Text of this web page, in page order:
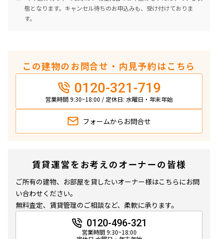
態となります。キャンセル待ちのお申込みも、受け付けておりま
す。
この建物のお問合せ・内見予約はこちら
0120-321-719
営業時間 9:30~18:00 / 定休日: 水曜日・年末年始
フォームから お問合せ
賃貸運営をお考えのオーナーの皆様
ご所有の建物、お部屋を貸したいオーナー様はこちらにお問
い合わせください。
無料査定、賃貸管理のご相談など、柔軟に承ります。
0120-496-321
営業時間 9:30~18:00